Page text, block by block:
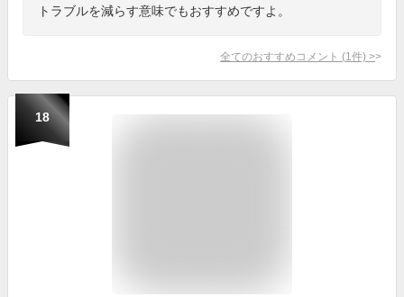
トラブルを減らす意味でもおすすめですよ。
全てのおすすめコメント (1 件) >
18